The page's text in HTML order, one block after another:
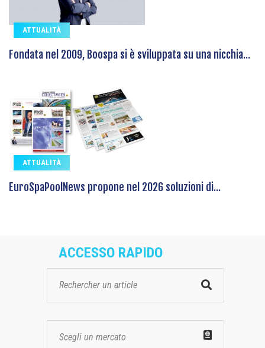
ATTUALITÀ
Fondata nel 2009, Boospa si è sviluppata su una nicchia...
ATTUALITÀ
EuroSpaPoolNews propone nel 2026 soluzioni di...
ACCESSO RAPIDO
Scegli un mercato